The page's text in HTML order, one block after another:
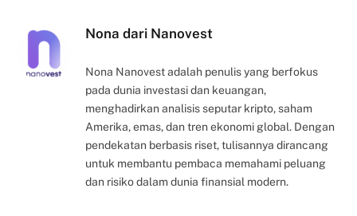
Nona dari Nanovest
Nona Nanovest adalah penulis yang berfokus
pada dunia investasi dan keuangan,
menghadirkan analisis seputar kripto, saham
Amerika, emas, dan tren ekonomi global. Dengan
pendekatan berbasis riset, tulisannya dirancang
untuk membantu pembaca memahami peluang
dan risiko dalam dunia finansial modern.